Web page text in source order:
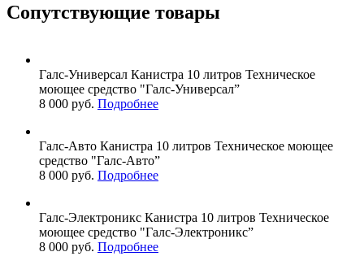
Сопутствующие товары
Галс-Универсал Канистра 10 литров Техническое
моющее средство "Галс-Универсал”
8 000 руб. Подробнее
Галс-Авто Канистра 10 литров Техническое моющее
средство "Галс-Авто”
8 000 руб. Подробнее
Галс-Электроникс Канистра 10 литров Техническое
моющее средство "Галс-Электроникс”
8 000 руб. Подробнее